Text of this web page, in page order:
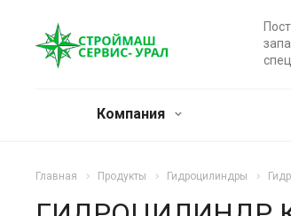
Компания
Главная Продукты Гидроцилиндры